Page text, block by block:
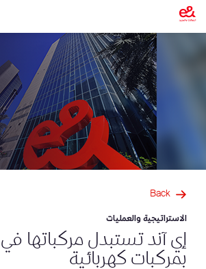
Back
الاستراتيجية والعمليات
إي آند تستبدل مركباتها في
بمركبات كهربائية